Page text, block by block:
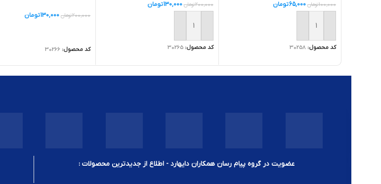
100,000تومان 65,000تومان
افزودن به سبد خرید
کد محصول: 30258
200,000تومان 130,000تومان
افزودن به سبد خرید
کد محصول:30265
200,000تومان 130,000تومان
کد محصول: 30266
عضویت در گروه پیام رسان همکاران دایهارد - اطلاع از جدیدترین محصولات :